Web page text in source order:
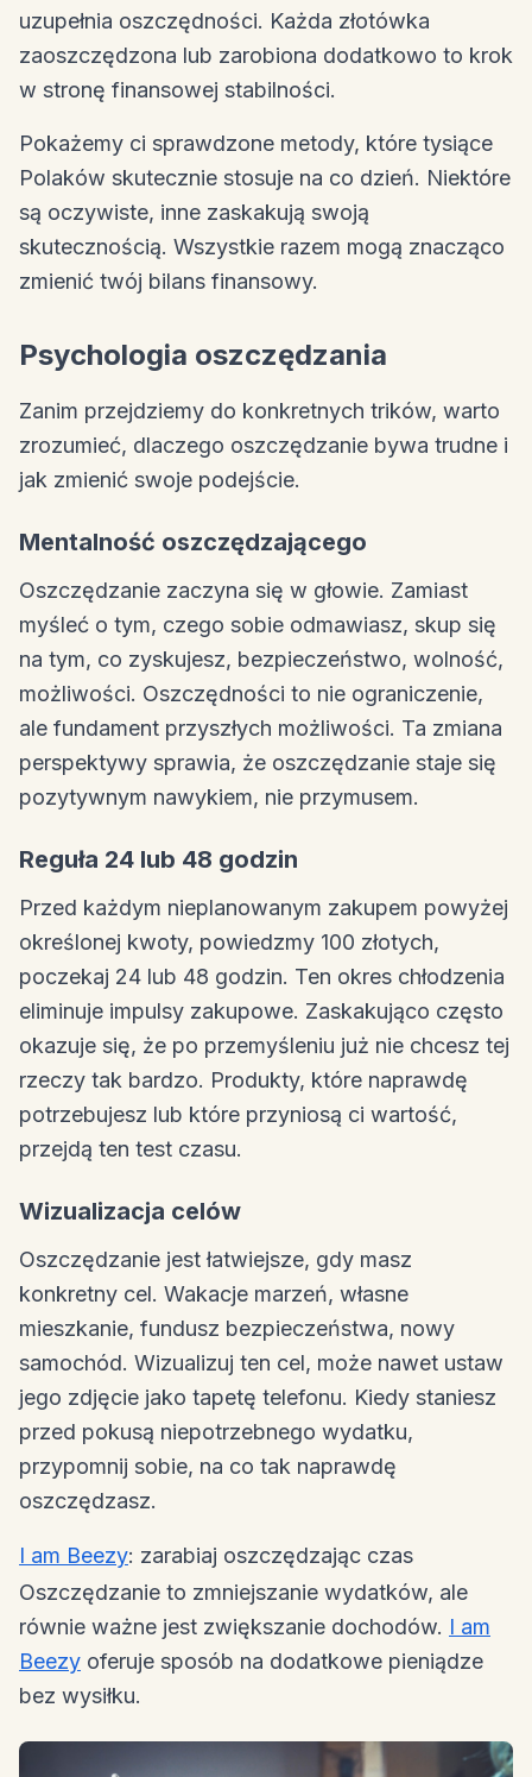
uzupełnia oszczędności. Każda złotówka
zaoszczędzona lub zarobiona dodatkowo to krok
w stronę finansowej stabilności.
Pokażemy ci sprawdzone metody, które tysiące
Polaków skutecznie stosuje na co dzień. Niektóre
są oczywiste, inne zaskakują swoją
skutecznością. Wszystkie razem mogą znacząco
zmienić twój bilans finansowy.
Psychologia oszczędzania
Zanim przejdziemy do konkretnych trików, warto
zrozumieć, dlaczego oszczędzanie bywa trudne i
jak zmienić swoje podejście.
Mentalność oszczędzającego
Oszczędzanie zaczyna się w głowie. Zamiast
myśleć o tym, czego sobie odmawiasz, skup się
na tym, co zyskujesz, bezpieczeństwo, wolność,
możliwości. Oszczędności to nie ograniczenie,
ale fundament przyszłych możliwości. Ta zmiana
perspektywy sprawia, że oszczędzanie staje się
pozytywnym nawykiem, nie przymusem.
Reguła 24 lub 48 godzin
Przed każdym nieplanowanym zakupem powyżej
określonej kwoty, powiedzmy 100 złotych,
poczekaj 24 lub 48 godzin. Ten okres chłodzenia
eliminuje impulsy zakupowe. Zaskakująco często
okazuje się, że po przemyśleniu już nie chcesz tej
rzeczy tak bardzo. Produkty, które naprawdę
potrzebujesz lub które przyniosą ci wartość,
przejdą ten test czasu.
Wizualizacja celów
Oszczędzanie jest łatwiejsze, gdy masz
konkretny cel. Wakacje marzeń, własne
mieszkanie, fundusz bezpieczeństwa, nowy
samochód. Wizualizuj ten cel, może nawet ustaw
jego zdjęcie jako tapetę telefonu. Kiedy staniesz
przed pokusą niepotrzebnego wydatku,
przypomnij sobie, na co tak naprawdę
oszczędzasz.
I am Beezy: zarabiaj oszczędzając czas
Oszczędzanie to zmniejszanie wydatków, ale
równie ważne jest zwiększanie dochodów. I am
Beezy oferuje sposób na dodatkowe pieniądze
bez wysiłku.